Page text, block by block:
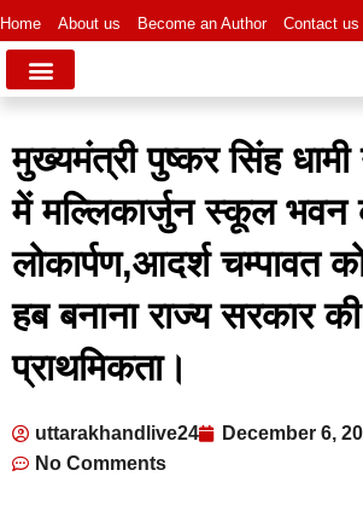
Home About us Become an Author Contact us
मुख्यमंत्री पुष्कर सिंह धामी
में मल्लिकार्जुन स्कूल भवन
लोकार्पण,आदर्श चम्पावत
हब बनाना राज्य सरकार की
प्राथमिकता।
uttarakhandlive24 December 6,
No Comments